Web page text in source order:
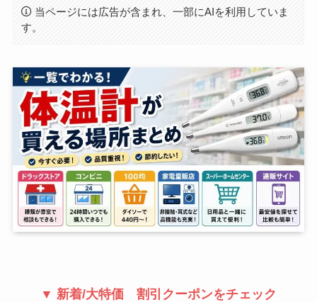
当ページには広告が含まれ、一部にAIを利用していま
す。
▼ 新着/大特価 割引クーポンをチェック